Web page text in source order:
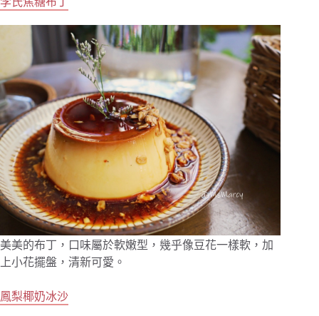
美美的布丁，口味屬於軟嫩型，幾乎像豆花一樣軟，加
上小花擺盤，清新可愛。
鳳梨椰奶冰沙